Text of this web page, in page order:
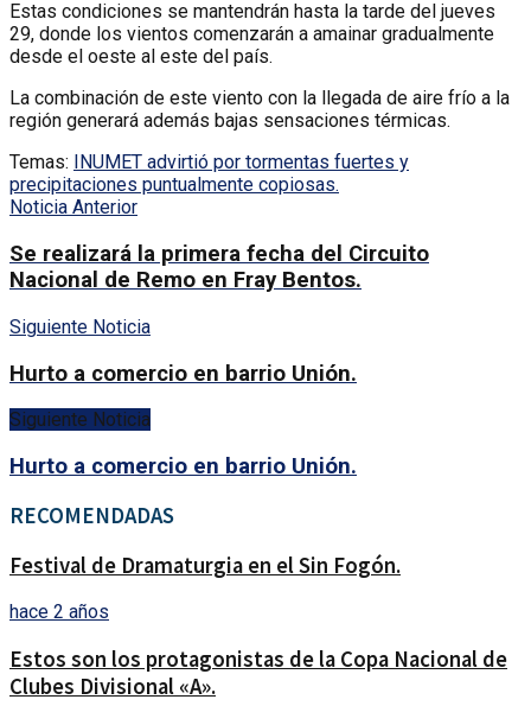
Estas condiciones se mantendrán hasta la tarde del jueves
29, donde los vientos comenzarán a amainar gradualmente
desde el oeste al este del país.
La combinación de este viento con la llegada de aire frío a la
región generará además bajas sensaciones térmicas.
Temas:
INUMET advirtió por tormentas fuertes y
precipitaciones puntualmente copiosas.
Noticia Anterior
Se realizará la primera fecha del Circuito
Nacional de Remo en Fray Bentos.
Siguiente Noticia
Hurto a comercio en barrio Unión.
Siguiente Noticia
Hurto a comercio en barrio Unión.
RECOMENDADAS
Festival de Dramaturgia en el Sin Fogón.
hace 2 años
Estos son los protagonistas de la Copa Nacional de
Clubes Divisional «A».